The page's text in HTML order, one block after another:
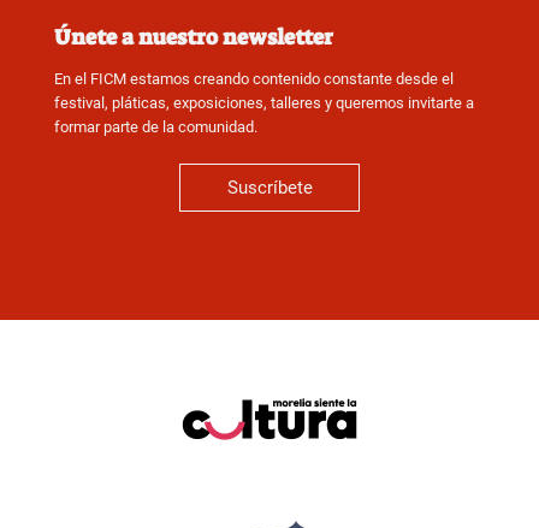
Únete a nuestro newsletter
En el FICM estamos creando contenido constante desde el
festival, pláticas, exposiciones, talleres y queremos invitarte a
formar parte de la comunidad.
Suscríbete